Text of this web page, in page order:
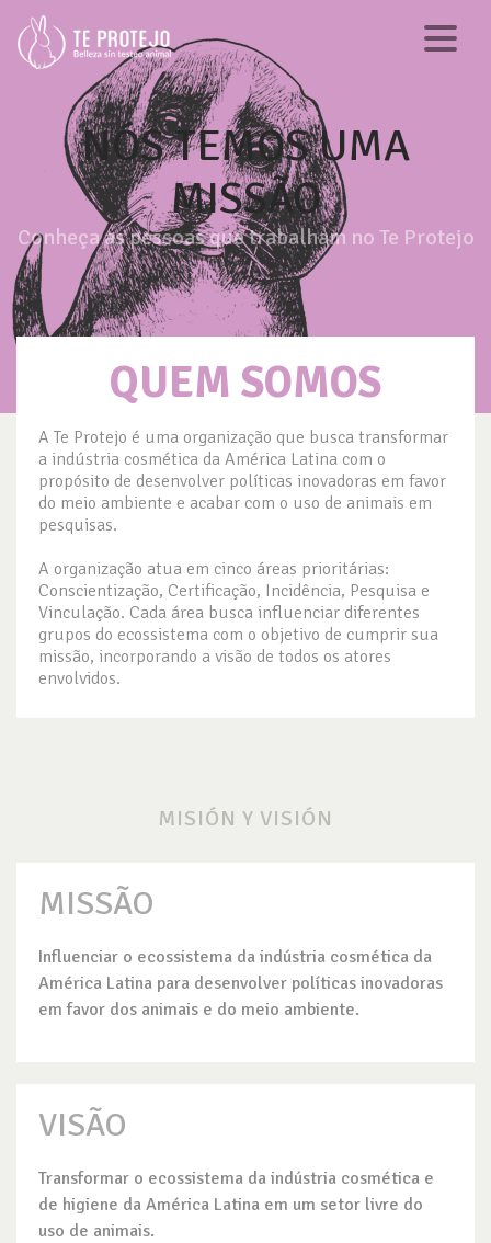
NÓS TEMOS UMA
MISSÃO
Conheça as pessoas que trabalham no Te Protejo
QUEM SOMOS
A Te Protejo é uma organização que busca transformar
a indústria cosmética da América Latina com o
propósito de desenvolver políticas inovadoras em favor
do meio ambiente e acabar com o uso de animais em
pesquisas.
A organização atua em cinco áreas prioritárias:
Conscientização, Certificação, Incidência, Pesquisa e
Vinculação. Cada área busca influenciar diferentes
grupos do ecossistema com o objetivo de cumprir sua
missão, incorporando a visão de todos os atores
envolvidos.
MISIÓN Y VISIÓN
MISSÃO
Influenciar o ecossistema da indústria cosmética da
América Latina para desenvolver políticas inovadoras
em favor dos animais e do meio ambiente.
VISÃO
Transformar o ecossistema da indústria cosmética e
de higiene da América Latina em um setor livre do
uso de animais.